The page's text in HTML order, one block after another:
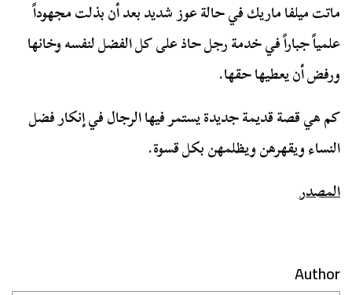
ماتت ميلفا ماريك في حالة عوز شديد بعد أن بذلت مجهوداً
علمياً جباراً في خدمة رجل حاذ على كل الفضل لنفسه وخانها
ورفض أن يعطيها حقها.
كم هي قصة قديمة جديدة يستمر فيها الرجال في إنكار فضل
النساء ويقهرهن ويظلمهن بكل قسوة.
المصدر
Author